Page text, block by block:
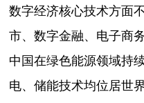
数字经济核心技术方面
市、数字金融、电子商
中国在绿色能源领域持
电、储能技术均位居世